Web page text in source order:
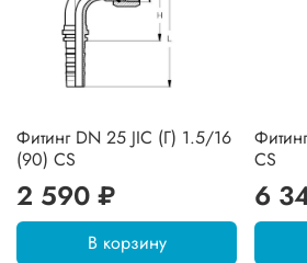
Фитинг DN 25 JIC (Г) 1.5/16
(90) CS
2 590 ₽
В корзину
CS
6